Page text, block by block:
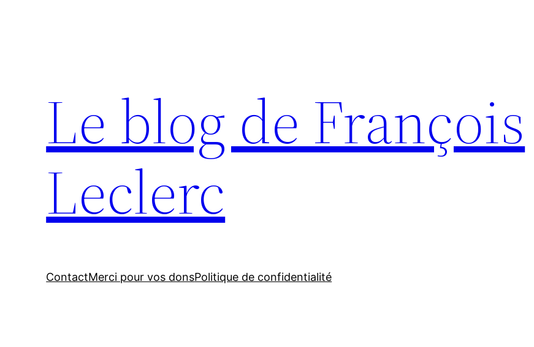
Le blog de François
Leclerc
ContactMerci pour vos donsPolitique de confidentialité